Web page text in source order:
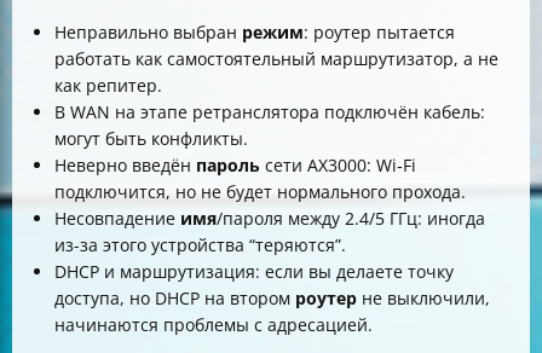
Неправильно выбран режим: роутер пытается
работать как самостоятельный маршрутизатор, а не
как репитер.
В WAN на этапе ретранслятора подключён кабель:
могут быть конфликты.
Неверно введён пароль сети AX3000: Wi‑Fi
подключится, но не будет нормального прохода.
Несовпадение имя/пароля между 2.4/5 ГГц: иногда
из-за этого устройства “теряются”.
DHCP и маршрутизация: если вы делаете точку
доступа, но DHCP на втором роутер не выключили,
начинаются проблемы с адресацией.